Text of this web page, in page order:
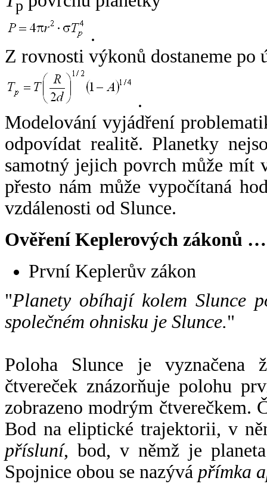
p
.
Z rovnosti výkonů dostaneme po
.
Modelování vyjádření
odpovídat realitě. Planetky
samotný jejich povrch může mít
přesto nám může vypočítaná
vzdálenosti od Slunce.
Ověření Keplerových zákonů …
První Keplerův zákon
"Planety obíhají kolem Slunce
společném ohnisku je Slunce."
Poloha Slunce je vyznačena
čtvereček znázorňuje polohu
zobrazeno modrým čtverečkem.
Bod na eliptické trajektorii, v
přísluní, bod, v němž je
Spojnice obou se nazývá přímka